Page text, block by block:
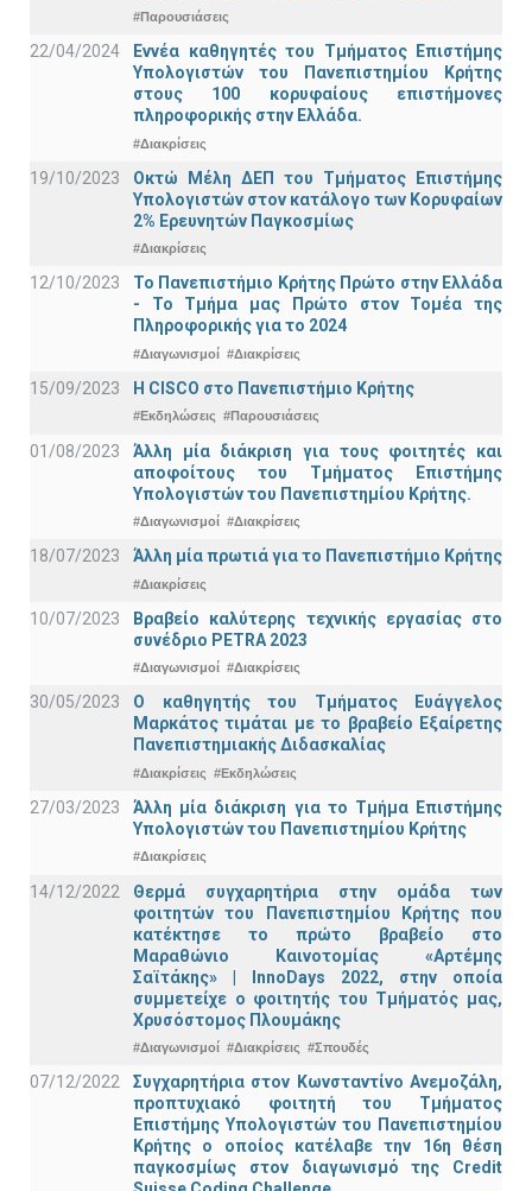
#Παρουσιάσεις
22/04/2024
Εννέα καθηγητές του Τμήματος Επιστήμης
Υπολογιστών του Πανεπιστημίου Κρήτης
στους 100 κορυφαίους επιστήμονες
πληροφορικής στην Ελλάδα.
#Διακρίσεις
19/10/2023
Οκτώ Μέλη ΔΕΠ του Τμήματος Επιστήμης
Υπολογιστών στον κατάλογο των Κορυφαίων
2% Ερευνητών Παγκοσμίως
#Διακρίσεις
12/10/2023
Το Πανεπιστήμιο Κρήτης Πρώτο στην Ελλάδα
- Το Τμήμα μας Πρώτο στον Τομέα της
Πληροφορικής για το 2024
#Διαγωνισμοί #Διακρίσεις
15/09/2023 Η CISCO στο Πανεπιστήμιο Κρήτης
#Εκδηλώσεις #Παρουσιάσεις
01/08/2023
Άλλη μία διάκριση για τους φοιτητές και
αποφοίτους του Τμήματος Επιστήμης
Υπολογιστών του Πανεπιστημίου Κρήτης.
#Διαγωνισμοί #Διακρίσεις
18/07/2023 Άλλη μία πρωτιά για το Πανεπιστήμιο Κρήτης
#Διακρίσεις
10/07/2023
Βραβείο καλύτερης τεχνικής εργασίας στο
συνέδριο PETRA 2023
#Διαγωνισμοί #Διακρίσεις
30/05/2023
Ο καθηγητής του Τμήματος Ευάγγελος
Μαρκάτος τιμάται με το βραβείο Εξαίρετης
Πανεπιστημιακής Διδασκαλίας
#Διακρίσεις #Εκδηλώσεις
27/03/2023
Άλλη μία διάκριση για το Τμήμα Επιστήμης
Υπολογιστών του Πανεπιστημίου Κρήτης
#Διακρίσεις
14/12/2022
Θερμά συγχαρητήρια στην ομάδα των
φοιτητών του Πανεπιστημίου Κρήτης που
κατέκτησε το πρώτο βραβείο στο
Μαραθώνιο Καινοτομίας «Αρτέμης
Σαϊτάκης» | InnoDays 2022, στην οποία
συμμετείχε ο φοιτητής του Τμήματός μας,
Χρυσόστομος Πλουμάκης
#Διαγωνισμοί #Διακρίσεις #Σπουδές
07/12/2022
Συγχαρητήρια στον Κωνσταντίνο Ανεμοζάλη,
προπτυχιακό φοιτητή του Τμήματος
Επιστήμης Υπολογιστών του Πανεπιστημίου
Κρήτης ο οποίος κατέλαβε την 16η θέση
παγκοσμίως στον διαγωνισμό της Credit